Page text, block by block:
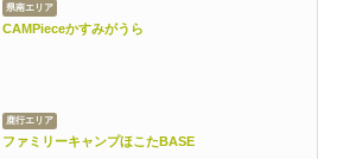
県南エリア
CAMPieceかすみがうら
鹿行エリア
ファミリーキャンプほこたBASE